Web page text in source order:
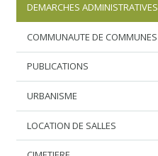
DEMARCHES ADMINISTRATIVES
COMMUNAUTE DE COMMUNES
PUBLICATIONS
URBANISME
LOCATION DE SALLES